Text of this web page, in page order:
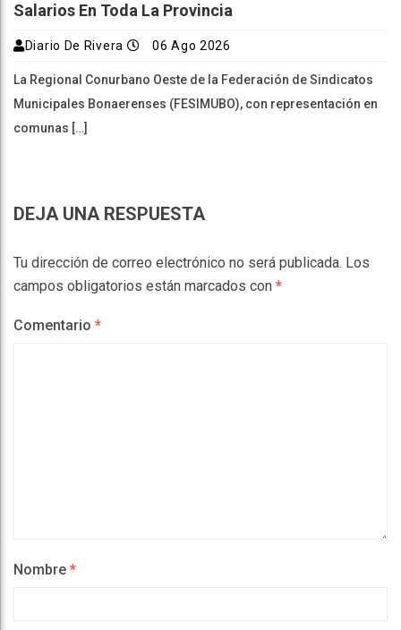
Salarios En Toda La Provincia
Diario De Rivera 06 Ago 2026
La Regional Conurbano Oeste de la Federación de Sindicatos
Municipales Bonaerenses (FESIMUBO), con representación en
comunas […]
DEJA UNA RESPUESTA
Tu dirección de correo electrónico no será publicada. Los
campos obligatorios están marcados con *
Comentario *
Nombre *